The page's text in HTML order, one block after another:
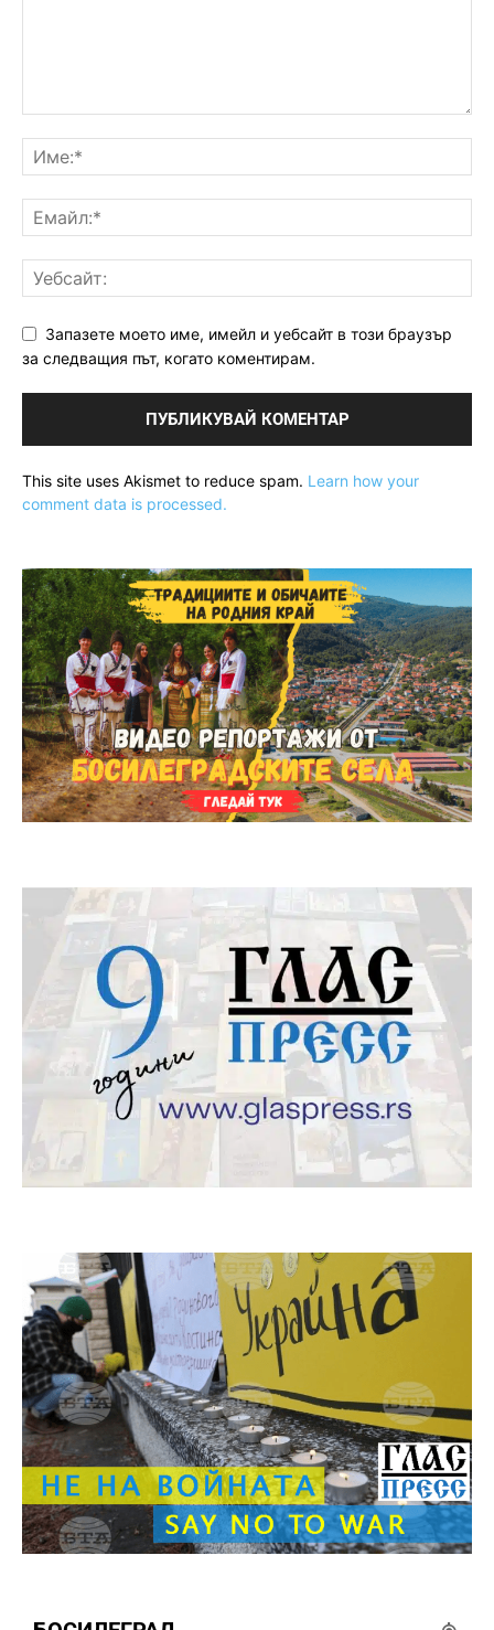
Запазете моето име, имейл и уебсайт в този браузър
за следващия път, когато коментирам.
This site uses Akismet to reduce spam. Learn how your
comment data is processed.